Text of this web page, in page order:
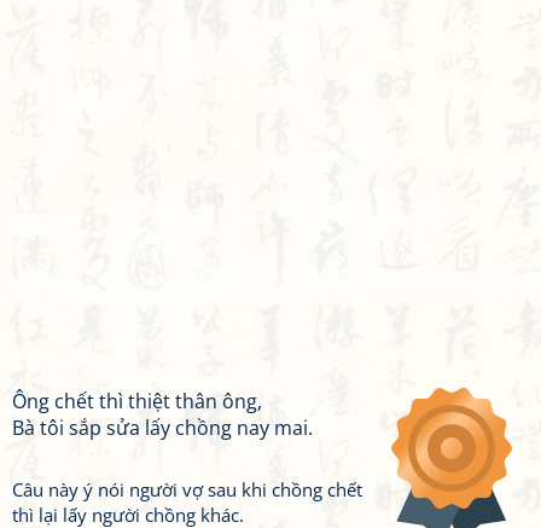
Ông chết thì thiệt thân ông,
Bà tôi sắp sửa lấy chồng nay mai.
Câu này ý nói người vợ sau khi chồng chết
thì lại lấy người chồng khác.